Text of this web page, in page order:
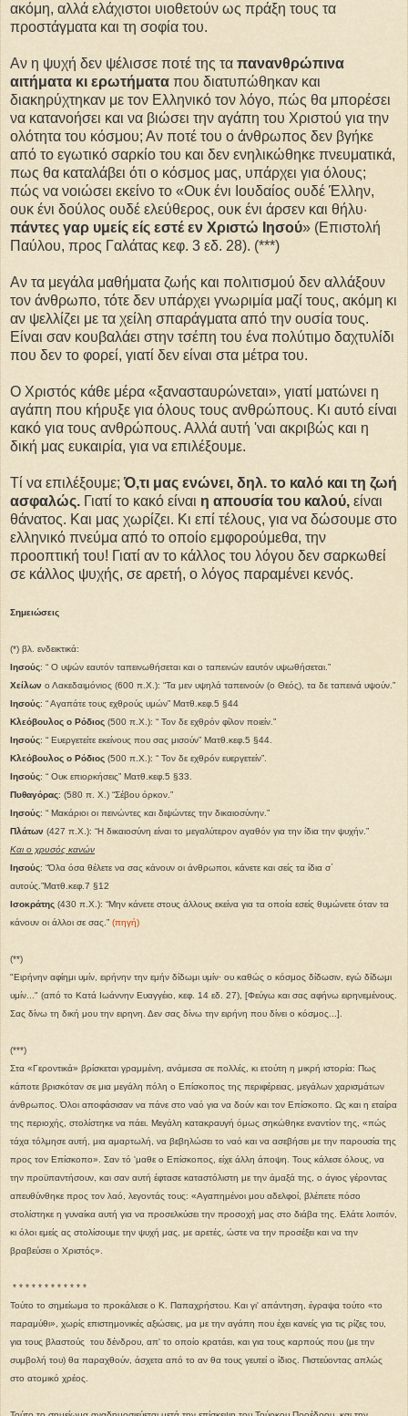
ακόμη, αλλά ελάχιστοι υιοθετούν ως πράξη τους τα
προστάγματα και τη σοφία του.
Αν η ψυχή δεν ψέλισσε ποτέ της τα πανανθρώπινα
αιτήματα κι ερωτήματα που διατυπώθηκαν και
διακηρύχτηκαν με τον Ελληνικό τον λόγο, πώς θα μπορέσει
να κατανοήσει και να βιώσει την αγάπη του Χριστού για την
ολότητα του κόσμου; Αν ποτέ του ο άνθρωπος δεν βγήκε
από το εγωτικό σαρκίο του και δεν ενηλικώθηκε πνευματικά,
πως θα καταλάβει ότι ο κόσμος μας, υπάρχει για όλους;
πώς να νοιώσει εκείνο το «Ουκ ένι Ιουδαίος ουδέ Έλλην,
ουκ ένι δούλος ουδέ ελεύθερος, ουκ ένι άρσεν και θήλυ·
πάντες γαρ υμείς είς εστέ εν Χριστώ Ιησού» (Επιστολή
Παύλου, προς Γαλάτας κεφ. 3 εδ. 28). (***)
Αν τα μεγάλα μαθήματα ζωής και πολιτισμού δεν αλλάξουν
τον άνθρωπο, τότε δεν υπάρχει γνωριμία μαζί τους, ακόμη κι
αν ψελλίζει με τα χείλη σπαράγματα από την ουσία τους.
Είναι σαν κουβαλάει στην τσέπη του ένα πολύτιμο δαχτυλίδι
που δεν το φορεί, γιατί δεν είναι στα μέτρα του.
Ο Χριστός κάθε μέρα «ξανασταυρώνεται», γιατί ματώνει η
αγάπη που κήρυξε για όλους τους ανθρώπους. Κι αυτό είναι
κακό για τους ανθρώπους. Αλλά αυτή 'ναι ακριβώς και η
δική μας ευκαιρία, για να επιλέξουμε.
Τί να επιλέξουμε;Ό,τι μας ενώνει, δηλ. το καλό και τη ζωή
ασφαλώς. Γιατί το κακό είναι η απουσία του καλού, είναι
θάνατος. Και μας χωρίζει. Κι επί τέλους, για να δώσουμε στο
ελληνικό πνεύμα από το οποίο εμφορούμεθα, την
προοπτική του! Γιατί αν το κάλλος του λόγου δεν σαρκωθεί
σε κάλλος ψυχής, σε αρετή, ο λόγος παραμένει κενός.
Σημειώσεις
(*) βλ. ενδεικτικά:
Ιησούς: “ Ο υψών εαυτόν ταπεινωθήσεται και ο ταπεινών εαυτόν υψωθήσεται.”
Χείλων ο Λακεδαιμόνιος (600 π.Χ.): “Τα μεν υψηλά ταπεινούν (ο Θεός), τα δε ταπεινά υψούν.”
Ιησούς: “ Αγαπάτε τους εχθρούς υμών” Ματθ.κεφ.5 §44
Κλεόβουλος ο Ρόδιος (500 π.Χ.): “ Τον δε εχθρόν φίλον ποιείν.”
Ιησούς: “ Ευεργετείτε εκείνους που σας μισούν” Ματθ.κεφ.5 §44.
Κλεόβουλος ο Ρόδιος (500 π.Χ.): “ Τον δε εχθρόν ευεργετείν”.
Ιησούς: “ Ουκ επιορκήσεις” Ματθ.κεφ.5 §33.
Πυθαγόρας: (580 π. Χ.) “Σέβου όρκον.”
Ιησούς: “ Μακάριοι οι πεινώντες και διψώντες την δικαιοσύνην.”
Πλάτων (427 π.Χ.): “Η δικαιοσύνη είναι το μεγαλύτερον αγαθόν για την ίδια την ψυχήν.”
Και ο χρυσός κανών
Ιησούς: “Όλα όσα θέλετε να σας κάνουν οι άνθρωποι, κάνετε και σείς τα ίδια σ΄
αυτούς.”Ματθ.κεφ.7 §12
Ισοκράτης (430 π.Χ.): “Μην κάνετε στους άλλους εκείνα για τα οποία εσείς θυμώνετε όταν τα
κάνουν οι άλλοι σε σας.” (πηγή)
(**)
"Ειρήνην αφίημι υμίν, ειρήνην την εμήν δίδωμι υμίν· ου καθώς ο κόσμος δίδωσιν, εγώ δίδωμι
υμίν..." (από το Κατά Ιωάννην Ευαγγέιο, κεφ. 14 εδ. 27), [Φεύγω και σας αφήνω ειρηνεμένους.
Σας δίνω τη δική μου την ειρηνη. Δεν σας δίνω την ειρήνη που δίνει ο κόσμος...].
(***)
Στα «Γεροντικά» βρίσκεται γραμμένη, ανάμεσα σε πολλές, κι ετούτη η μικρή ιστορία: Πως
κάποτε βρισκόταν σε μια μεγάλη πόλη ο Επίσκοπος της περιφέρειας, μεγάλων χαρισμάτων
άνθρωπος. Όλοι αποφάσισαν να πάνε στο ναό για να δούν και τον Επίσκοπο. Ως και η εταίρα
της περιοχής, στολίστηκε να πάει. Μεγάλη κατακραυγή όμως σηκώθηκε εναντίον της, «πώς
τάχα τόλμησε αυτή, μια αμαρτωλή, να βεβηλώσει το ναό και να ασεβήσει με την παρουσία της
προς τον Επίσκοπο». Σαν τό 'μαθε ο Επίσκοπος, είχε άλλη άποψη. Τους κάλεσε όλους, να
την προϋπαντήσουν, και σαν αυτή έφτασε καταστόλιστη με την άμαξά της, ο άγιος γέροντας
απευθύνθηκε προς τον λαό, λεγοντάς τους: «Αγαπημένοι μου αδελφοί, βλέπετε πόσο
στολίστηκε η γυναίκα αυτή για να προσελκύσει την προσοχή μας στο διάβα της. Ελάτε λοιπόν,
κι όλοι εμείς ας στολίσουμε την ψυχή μας, με αρετές, ώστε να την προσέξει και να την
βραβεύσει ο Χριστός».
* * * * * * * * * * * *
Τούτο το σημείωμα το προκάλεσε ο Κ. Παπαχρήστου. Και γι' απάντηση, έγραψα τούτο «το
παραμύθι», χωρίς επιστημονικές αξιώσεις, μα με την αγάπη που έχει κανείς για τις ρίζες του,
για τους βλαστούς του δένδρου, απ' το οποίο κρατάει, και για τους καρπούς που (με την
συμβολή του) θα παραχθούν, άσχετα από το αν θα τους γευτεί ο ίδιος. Πιστεύοντας απλώς
στο ατομικό χρέος.